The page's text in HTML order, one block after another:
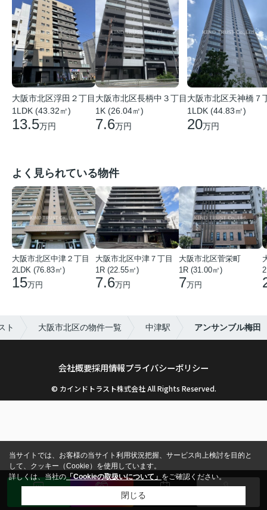
大阪市北区浮田２丁目
1LDK (43.32㎡)
13.5万円
大阪市北区長柄中３丁目
1K (26.04㎡)
7.6万円
大阪市北区天神橋７
1LDK (44.83㎡)
20万円
よく見られている物件
大阪市北区中津２丁目
2LDK (76.83㎡)
15万円
大阪市北区中津７丁目
1R (22.55㎡)
7.6万円
大阪市北区菅栄町
1R (31.00㎡)
7万円
ト 大阪市北区の物件一覧 中津駅 アンサンブル梅田
会社概要採用情報プライバシーポリシー
© カインドトラスト株式会社 All Rights Reserved.
当サイトでは、お客様の当サイト利用状況把握、サービス向上検討を目的と
して、クッキー（Cookie）を使用しています。
詳しくは、当社の「Cookieの取扱いについて」 をご確認ください。
閉じる